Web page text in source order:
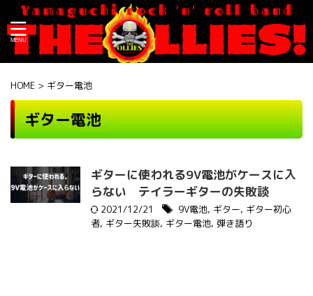
HOME > ギター電池
ギター電池
ギターに使われる9V電池がケースに入
らない テイラーギターの失敗談
2021/12/21 9V電池, ギター, ギター初心
者, ギター失敗談, ギター電池, 弾き語り